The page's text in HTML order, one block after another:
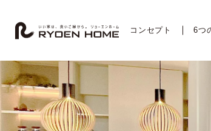
ス
キ
ン
に
コンセプト 6つ